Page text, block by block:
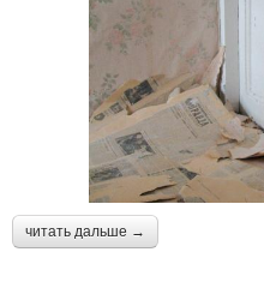
читать дальше →